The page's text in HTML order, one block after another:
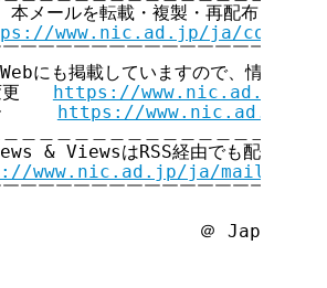
メールを転載・複製・再配布・引用
www.nic.ad.jp/ja/
￣￣￣￣￣￣￣￣￣￣￣￣￣￣￣￣
にも掲載していますので、情報共有
更 https://www.nic.ad.jp/ja/
ー https://www.nic.ad.jp/ja/
& ViewsはRSS経由でも配信し
www.nic.ad.jp/ja/
￣￣￣￣￣￣￣￣￣￣￣￣￣￣￣￣
＠ Japan